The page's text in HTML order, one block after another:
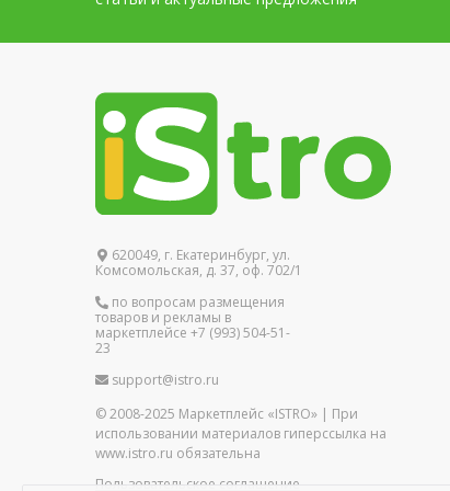
620049, г. Екатеринбург, ул.
Комсомольская, д. 37, оф. 702/1
по вопросам размещения
товаров и рекламы в
маркетплейсе +7 (993) 504-51-
23
support@istro.ru
© 2008-2025 Маркетплейс «ISTRO» | При
использовании материалов гиперссылка на
www.istro.ru обязательна
Пользовательское соглашение